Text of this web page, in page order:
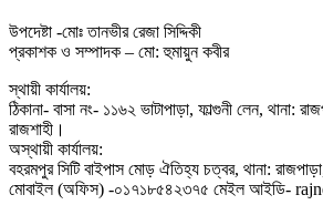
উপদেষ্টা -মোঃ তানভীর রেজা সিদ্দিকী
প্রকাশক ও সম্পাদক – মো: হুমায়ুন কবীর
স্থায়ী কার্যালয়:
ঠিকানা- বাসা নং- ১১৬২ ভাটাপাড়া, ফাল্গুনী লেন, থানা:
রাজশাহী।
অস্থায়ী কার্যালয়:
বহরমপুর সিটি বাইপাস মোড় ঐতিহ্য চত্বর, থানা:
মোবাইল (অফিস) -০১৭১৮৫৪২৩৭৫ মেইল আইডি-